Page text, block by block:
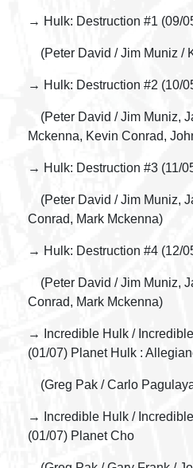
→ Hulk: Destruction #1 (09/
(Peter David / Jim Muniz /
→ Hulk: Destruction #2 (10/
(Peter David / Jim Muniz,
Mckenna, Kevin Conrad,
→ Hulk: Destruction #3 (11/
(Peter David / Jim Muniz,
Conrad, Mark Mckenna)
→ Hulk: Destruction #4 (12/
(Peter David / Jim Muniz,
Conrad, Mark Mckenna)
→ Incredible Hulk /
(01/07) Planet Hulk :
(Greg Pak / Carlo
→ Incredible Hulk /
(01/07) Planet Cho